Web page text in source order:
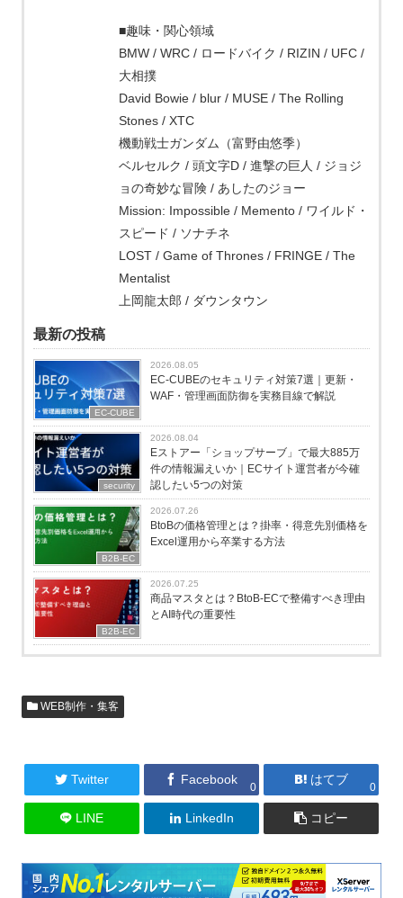
■趣味・関心領域
BMW / WRC / ロードバイク / RIZIN / UFC /
大相撲
David Bowie / blur / MUSE / The Rolling
Stones / XTC
機動戦士ガンダム（富野由悠季）
ベルセルク / 頭文字D / 進撃の巨人 / ジョジ
ョの奇妙な冒険 / あしたのジョー
Mission: Impossible / Memento / ワイルド・
スピード / ソナチネ
LOST / Game of Thrones / FRINGE / The
Mentalist
上岡龍太郎 / ダウンタウン
最新の投稿
EC-CUBE
2026.08.05
EC-CUBEのセキュリティ対策7選｜更新・
WAF・管理画面防御を実務目線で解説
security
2026.08.04
Eストアー「ショップサーブ」で最大885万
件の情報漏えいか｜ECサイト運営者が今確
認したい5つの対策
B2B-EC
2026.07.26
BtoBの価格管理とは？掛率・得意先別価格を
Excel運用から卒業する方法
B2B-EC
2026.07.25
商品マスタとは？BtoB-ECで整備すべき理由
とAI時代の重要性
WEB制作・集客
Twitter Facebook
0
はてブ
0
LINE LinkedIn コピー